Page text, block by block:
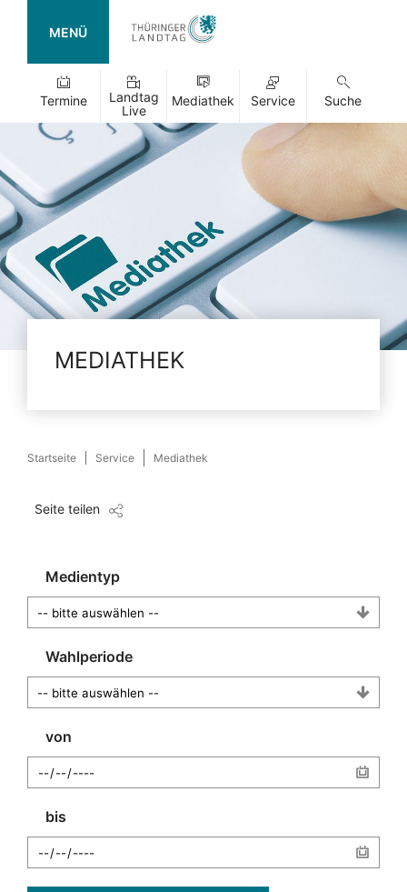
MENÜ
Termine
Landtag
Live
Mediathek Service Suche
MEDIATHEK
Startseite Service Mediathek
Seite teilen
Medientyp
Wahlperiode
von
bis